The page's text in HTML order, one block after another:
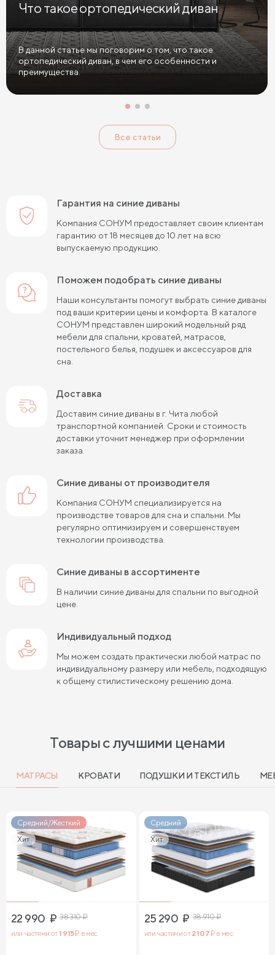
Диваны в спальню Диваны с подушками
Большие диваны Диваны софа Диваны из велюра
Диваны антикоготь
Что такое ортопедический диван
В данной статье мы поговорим о том, что такое
ортопедический диван, в чем его особенности и
преимущества.
Все статьи
Гарантия на синие диваны
Компания СОНУМ предоставляет своим клиентам
гарантию от 18 месяцев до 10 лет на всю
выпускаемую продукцию.
Поможем подобрать синие диваны
Наши консультанты помогут выбрать синие диваны
под ваши критерии цены и комфорта. В каталоге
СОНУМ представлен широкий модельный ряд
мебели для спальни, кроватей, матрасов,
постельного белья, подушек и аксессуаров для
сна.
Доставка
Доставим синие диваны в г. Чита любой
транспортной компанией. Сроки и стоимость
доставки уточнит менеджер при оформлении
заказа.
синие диваны от производителя
Компания СОНУМ специализируется на
производстве товаров для сна и спальни. Мы
регулярно оптимизируем и совершенствуем
технологии производства.
синие диваны в ассортименте
В наличии синие диваны для спальни по выгодной
цене.
Индивидуальный подход
Мы можем создать практически любой матрас по
индивидуальному размеру или мебель, подходящую
к общему стилистическому решению дома.
Товары с лучшими ценами
МАТРАСЫ КРОВАТИ ПОДУШКИ И ТЕКСТИЛЬ
Средний/Жесткий
Хит
22 990 ₽ 38 310₽
или частями от1 915₽ в мес.
Средний
Хит
25 290 ₽ 38 910₽
или частями от2 107₽ в мес.